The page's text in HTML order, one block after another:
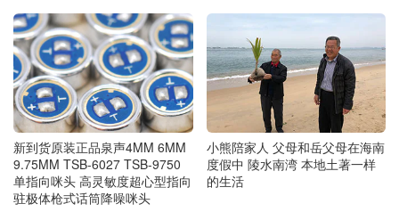
新到货原装正品泉声4MM 6MM
9.75MM TSB-6027 TSB-9750
单指向咪头 高灵敏度超心型指向
驻极体枪式话筒降噪咪头
小熊陪家人 父母和岳父母在海南
度假中 陵水南湾 本地土著一样
的生活